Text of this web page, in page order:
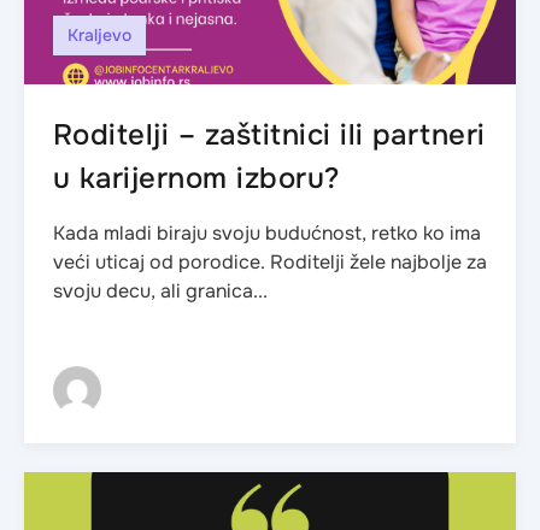
Kraljevo
Roditelji – zaštitnici ili partneri
u karijernom izboru?
Kada mladi biraju svoju budućnost, retko ko ima
veći uticaj od porodice. Roditelji žele najbolje za
svoju decu, ali granica...